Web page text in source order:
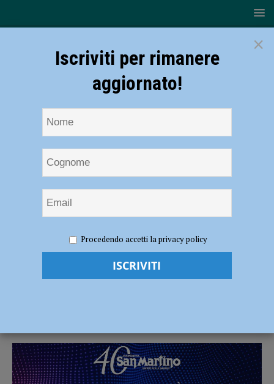
della scuola i TraAttori sul palco del Trieste 34 il 15 dicembre
Gli allievi della scuola i TraAttori sul
×
Iscriviti per rimanere
aggiornato!
Procedendo accetti la privacy policy